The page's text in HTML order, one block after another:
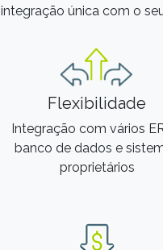
integração única com o
Flexibilidade
Integração com vários
banco de dados e
proprietários